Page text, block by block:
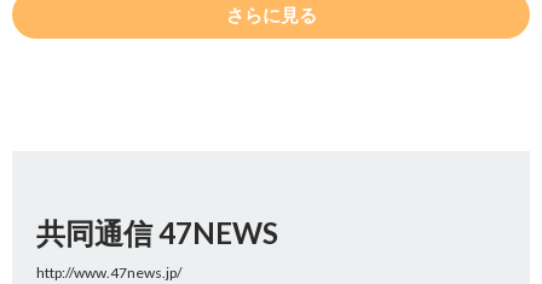
さらに見る
共同通信 47NEWS
http://www.47news.jp/